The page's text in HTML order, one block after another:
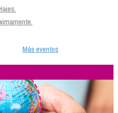
Más eventos